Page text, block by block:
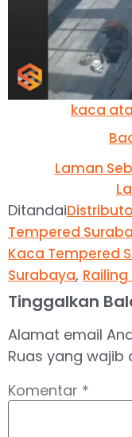
kaca
Laman
Ditandai
Tempered
Kaca Tempered
Surabaya,
Tinggalkan
Alamat email
Ruas yang wajib
Komentar *